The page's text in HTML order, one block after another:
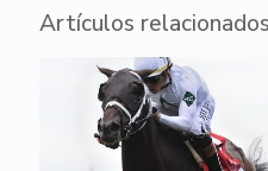
Artículos relacionados